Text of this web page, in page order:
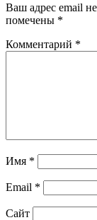
Ваш адрес email
помечены *
Комментарий *
Имя *
Email *
Сайт